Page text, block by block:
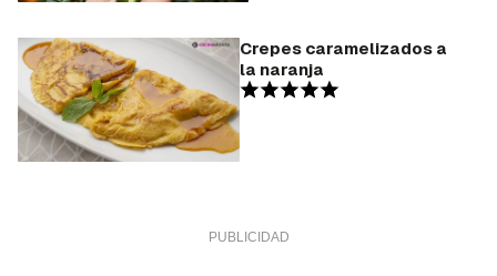
Crepes caramelizados a
la naranja